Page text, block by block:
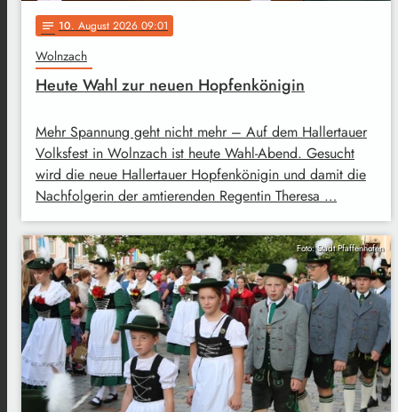
notes 10. August 2026 09:01
Wolnzach
Heute Wahl zur neuen Hopfenkönigin
Mehr Spannung geht nicht mehr – Auf dem Hallertauer
Volksfest in Wolnzach ist heute Wahl-Abend. Gesucht
wird die neue Hallertauer Hopfenkönigin und damit die
Nachfolgerin der amtierenden Regentin Theresa …
Foto: Stadt Pfaffenhofen